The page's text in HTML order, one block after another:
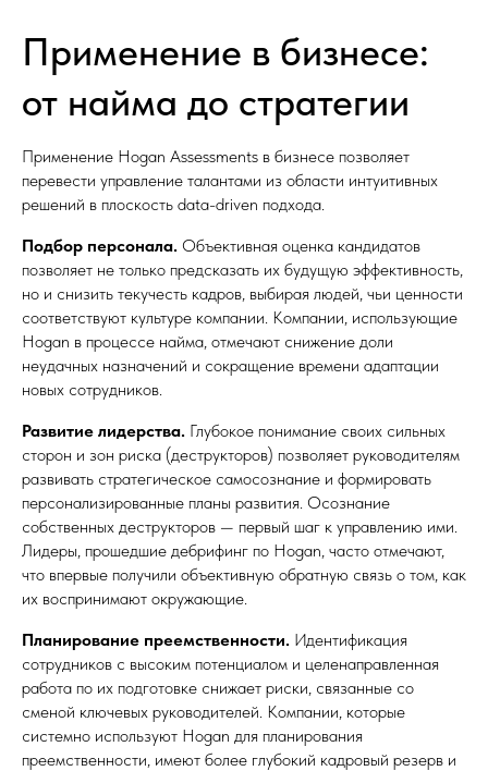
Применение в бизнесе:
от найма до стратегии
Применение Hogan Assessments в бизнесе позволяет
перевести управление талантами из области интуитивных
решений в плоскость data-driven подхода.
Подбор персонала. Объективная оценка кандидатов
позволяет не только предсказать их будущую эффективность,
но и снизить текучесть кадров, выбирая людей, чьи ценности
соответствуют культуре компании. Компании, использующие
Hogan в процессе найма, отмечают снижение доли
неудачных назначений и сокращение времени адаптации
новых сотрудников.
Развитие лидерства. Глубокое понимание своих сильных
сторон и зон риска (деструкторов) позволяет руководителям
развивать стратегическое самосознание и формировать
персонализированные планы развития. Осознание
собственных деструкторов — первый шаг к управлению ими.
Лидеры, прошедшие дебрифинг по Hogan, часто отмечают,
что впервые получили объективную обратную связь о том, как
их воспринимают окружающие.
Планирование преемственности. Идентификация
сотрудников с высоким потенциалом и целенаправленная
работа по их подготовке снижает риски, связанные со
сменой ключевых руководителей. Компании, которые
системно используют Hogan для планирования
преемственности, имеют более глубокий кадровый резерв и